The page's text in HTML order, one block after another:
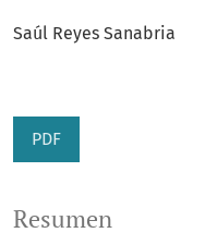
Saúl Reyes Sanabria
PDF
Resumen